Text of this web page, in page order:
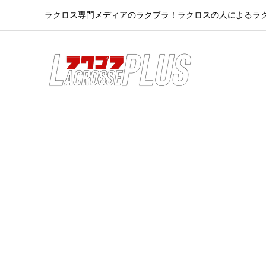
ラクロス専門メディアのラクプラ！ラクロスの人によるラ